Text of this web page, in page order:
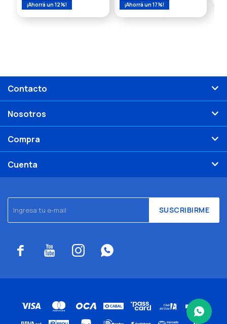
12 17
SUSCRIBIRME
   
Contacto
Nosotros
Compra
Cuenta